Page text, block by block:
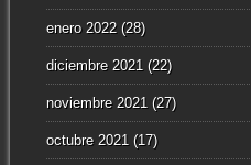
enero 2022(28)
diciembre 2021 (22)
noviembre 2021 (27)
octubre 2021 (17)